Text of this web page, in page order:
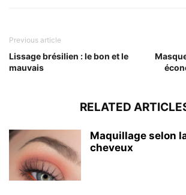
Previous article
Lissage brésilien : le bon et le
mauvais
RELATED
Maquillage selon
cheveux